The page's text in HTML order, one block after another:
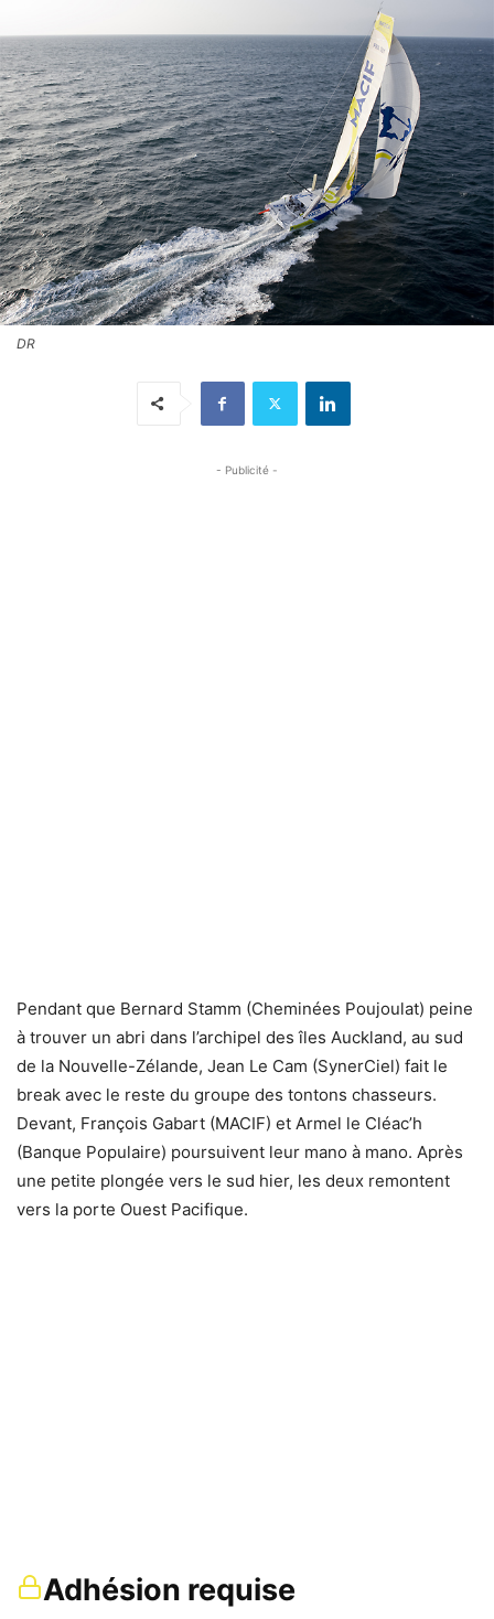
DR
- Publicité -
Pendant que Bernard Stamm (Cheminées Poujoulat) peine
à trouver un abri dans l’archipel des îles Auckland, au sud
de la Nouvelle-Zélande, Jean Le Cam (SynerCiel) fait le
break avec le reste du groupe des tontons chasseurs.
Devant, François Gabart (MACIF) et Armel le Cléac’h
(Banque Populaire) poursuivent leur mano à mano. Après
une petite plongée vers le sud hier, les deux remontent
vers la porte Ouest Pacifique.
Adhésion requise